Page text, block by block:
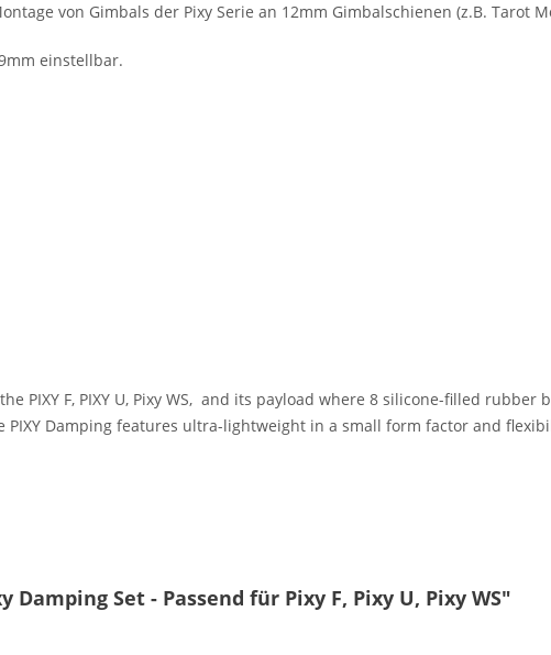
von Gimbals der Pixy Serie an 12mm Gimbalschienen (z.B. Tarot
einstellbar.
PIXY F, PIXY U, Pixy WS, and its payload where 8 silicone-filled
Damping features ultra-lightweight in a small form factor and
Set - Passend für Pixy F, Pixy U, Pixy WS"